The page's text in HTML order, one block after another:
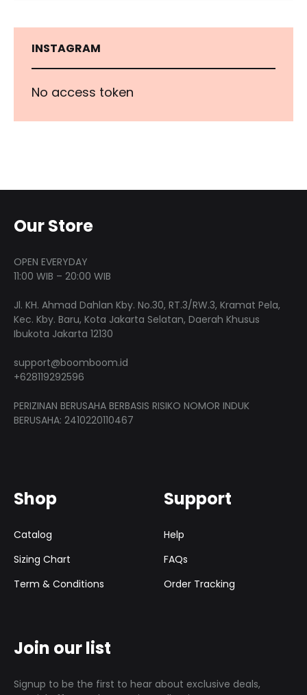
INSTAGRAM
No access token
Our Store
OPEN EVERYDAY
11:00 WIB – 20:00 WIB
Jl. KH. Ahmad Dahlan Kby. No.30, RT.3/RW.3, Kramat Pela,
Kec. Kby. Baru, Kota Jakarta Selatan, Daerah Khusus
Ibukota Jakarta 12130
support@boomboom.id
+628119292596
PERIZINAN BERUSAHA BERBASIS RISIKO NOMOR INDUK
BERUSAHA: 2410220110467
Shop
Catalog
Sizing Chart
Term & Conditions
Support
Help
FAQs
Order Tracking
Join our list
Signup to be the first to hear about exclusive deals,